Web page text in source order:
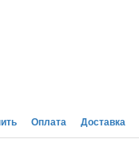
Оплата Доставка